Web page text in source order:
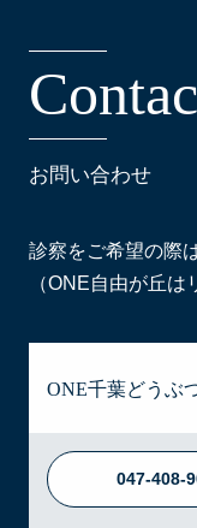
Contac
お問い合わせ
診察をご希望の際
（ONE自由が丘は
ONE千葉どうぶ
047-408-